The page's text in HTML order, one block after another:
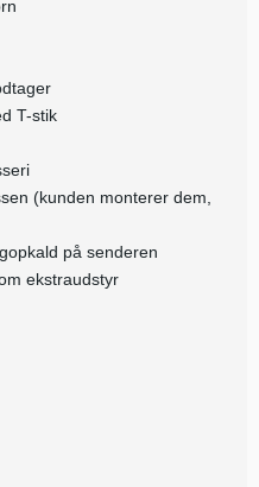
T-stik
(kunden monterer dem,
på senderen
ekstraudstyr